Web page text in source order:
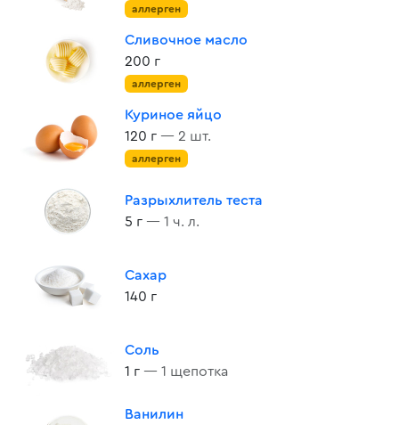
аллерген
Сливочное масло
200 г
аллерген
Куриное яйцо
120 г — 2 шт.
аллерген
Разрыхлитель теста
5 г — 1 ч. л.
Сахар
140 г
Соль
1 г — 1 щепотка
Ванилин